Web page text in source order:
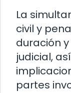
La
civil y
duración
judicial,
partes